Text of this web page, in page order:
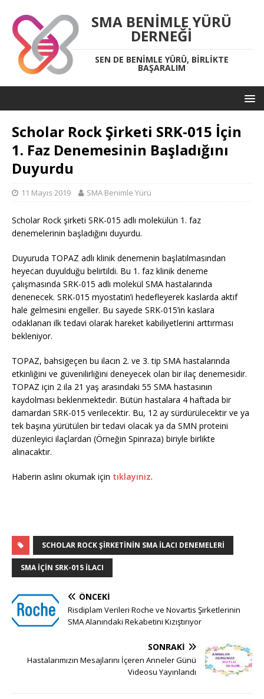
SMA BENIMLE YÜRÜ
DERNEĞI
SEN DE BENIMLE YÜRÜ, BIRLIKTE
BAŞARALIM
Scholar Rock Şirketi SRK-015 İçin
1. Faz Denemesinin Başladığını
Duyurdu
11 Mayıs 2019 SMA Benimle Yürü
Scholar Rock şirketi SRK-015 adlı molekülün 1. faz
denemelerinin başladığını duyurdu.
Duyuruda TOPAZ adlı klinik denemenin başlatılmasından
heyecan duyulduğu belirtildi. Bu 1. faz klinik deneme
çalışmasında SRK-015 adlı molekül SMA hastalarında
denenecek. SRK-015 myostatin’i hedefleyerek kaslarda aktif
hale gelmesini engeller. Bu sayede SRK-015’in kaslara
odaklanan ilk tedavi olarak hareket kabiliyetlerini arttırması
bekleniyor.
TOPAZ, bahsigeçen bu ilacın 2. ve 3. tip SMA hastalarında
etkinliğini ve güvenilirliğini deneyecek olan bir ilaç denemesidir.
TOPAZ için 2 ila 21 yaş arasındaki 55 SMA hastasının
kaydolması beklenmektedir. Bütün hastalara 4 haftada bir
damardan SRK-015 verilecektir. Bu, 12 ay sürdürülecektir ve ya
tek başına yürütülen bir tedavi olacak ya da SMN proteini
düzenleyici ilaçlardan (Örneğin Spinraza) biriyle birlikte
alınacaktır.
Haberin aslını okumak için tıklayınız.
SCHOLAR ROCK ŞIRKETININ SMA İLACI DENEMELERI
SMA IÇIN SRK-015 İLACI
ÖNCEKI
Risdiplam Verileri Roche ve Novartis Şirketlerinin
SMA Alanındaki Rekabetini Kızıştırıyor
SONRAKI
Hastalarımızın Mesajlarını İçeren Anneler Günü
Videosu Yayınlandı